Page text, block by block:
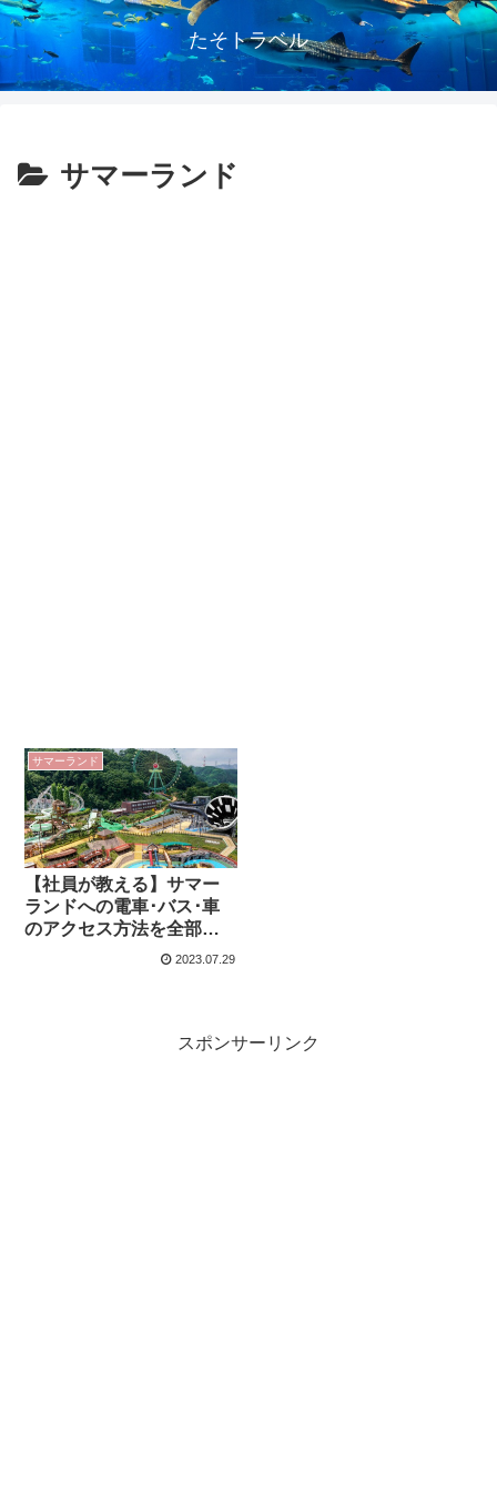
たそトラベル
サマーランド
サマーランド
【社員が教える】サマー
ランドへの電車･バス･車
のアクセス方法を全部解
説。料金･割引チケット･
2023.07.29
スポンサーリンク